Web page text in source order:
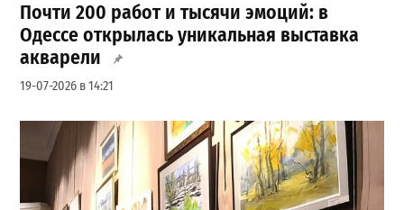
Почти 200 работ и тысячи эмоций: в
Одессе открылась уникальная выставка
акварели
19-07-2026 в 14:21